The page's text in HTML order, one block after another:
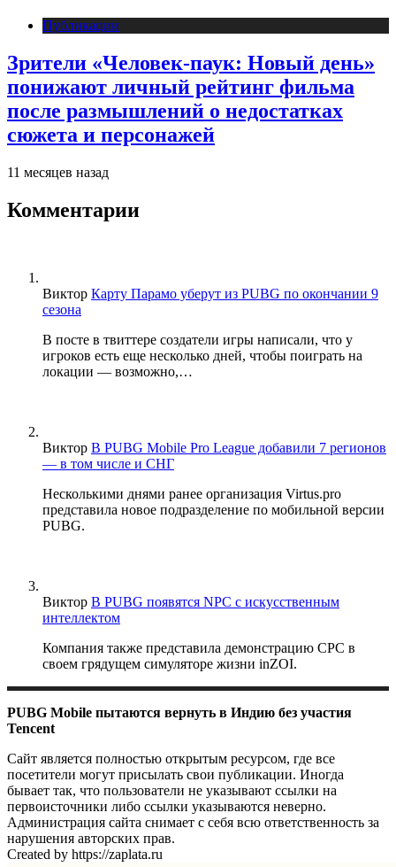
Публикации
Зрители «Человек-паук: Новый день»
понижают личный рейтинг фильма
после размышлений о недостатках
сюжета и персонажей
11 месяцев назад
Комментарии
Виктор Карту Парамо уберут из PUBG по окончании 9
сезона
В посте в твиттере создатели игры написали, что у
игроков есть еще несколько дней, чтобы поиграть на
локации — возможно,…
Виктор В PUBG Mobile Pro League добавили 7 регионов
— в том числе и СНГ
Несколькими днями ранее организация Virtus.pro
представила новое подразделение по мобильной версии
PUBG.
Виктор В PUBG появятся NPC с искусственным
интеллектом
Компания также представила демонстрацию CPC в
своем грядущем симуляторе жизни inZOI.
PUBG Mobile пытаются вернуть в Индию без участия
Tencent
Сайт является полностью открытым ресурсом, где все
посетители могут присылать свои публикации. Иногда
бывает так, что пользователи не указывают ссылки на
первоисточники либо ссылки указываются неверно.
Администрация сайта снимает с себя всю ответственность за
нарушения авторских прав.
Created by https://zaplata.ru